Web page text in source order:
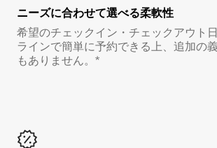
ニーズに合わせて選べる柔軟性
希望のチェックイン・チェックアウト
ラインで簡単に予約できる上、追加の
もありません。*